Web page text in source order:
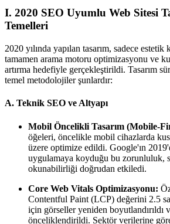
I. 2020 SEO Uyumlu Web Sitesi
Temelleri
2020 yılında yapılan tasarım, sadece estetik
tamamen arama motoru optimizasyonu ve
artırma hedefiyle gerçekleştirildi. Tasarım
temel metodolojiler şunlardır:
A. Teknik SEO ve Altyapı
Mobil Öncelikli Tasarım (Mobile-
öğeleri, öncelikle mobil cihazlarda
üzere optimize edildi. Google'ın
uygulamaya koyduğu bu zorunluluk,
okunabilirliği doğrudan etkiledi.
Core Web Vitals Optimizasyonu:
Contentful Paint (LCP) değerini 2.5
için görseller yeniden boyutlandırıldı
önceliklendirildi. Sektör verilerine